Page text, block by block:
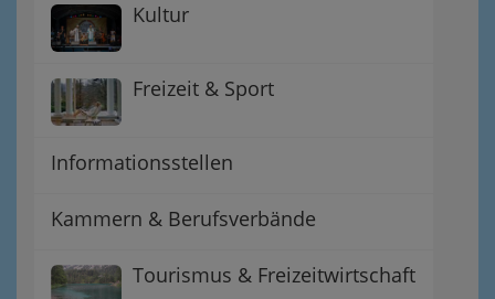
Kultur
Freizeit & Sport
Informationsstellen
Kammern & Berufsverbände
Tourismus & Freizeitwirtschaft